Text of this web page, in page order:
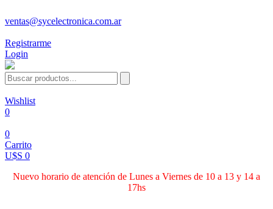
ventas@sycelectronica.com.ar
Registrarme
Login
Wishlist
0
0
Carrito
U$S 0
Nuevo horario de atención de Lunes a Viernes de 10 a 13 y 14 a
17hs